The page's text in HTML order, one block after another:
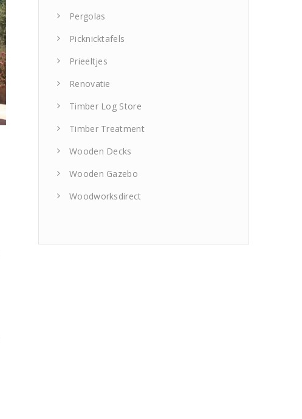
Pergolas
Picknicktafels
Prieeltjes
Renovatie
Timber Log Store
Timber Treatment
Wooden Decks
Wooden Gazebo
Woodworksdirect